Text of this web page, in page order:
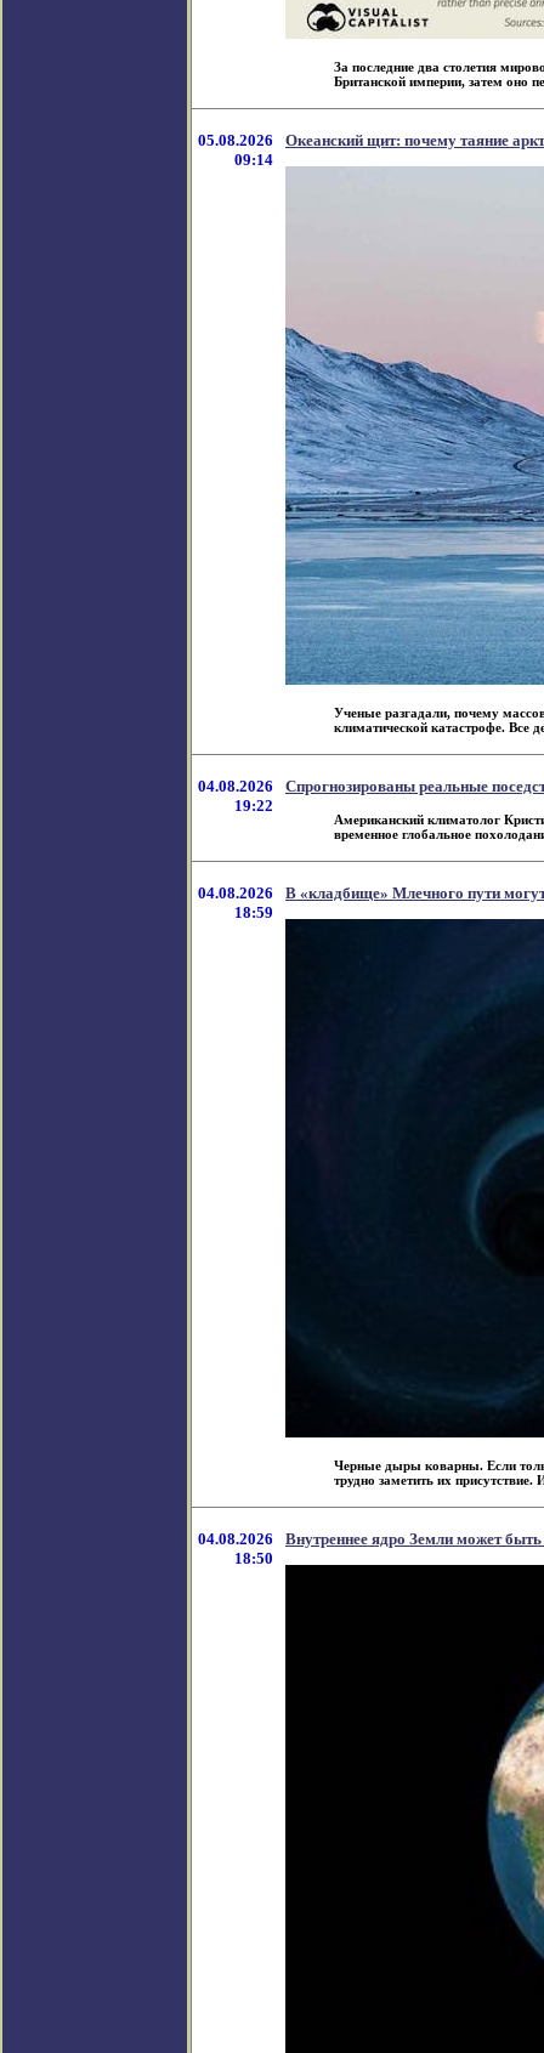
За последние два столетия
Британской империи, затем оно
05.08.2026
09:14
Океанский щит: почему таяние
Ученые разгадали, почему
климатической катастрофе. Все
04.08.2026
19:22
Спрогнозированы реальные
Американский климатолог
временное глобальное
04.08.2026
18:59
В «кладбище» Млечного пути
Черные дыры коварны. Если
трудно заметить их присутствие.
04.08.2026
18:50
Внутреннее ядро Земли может